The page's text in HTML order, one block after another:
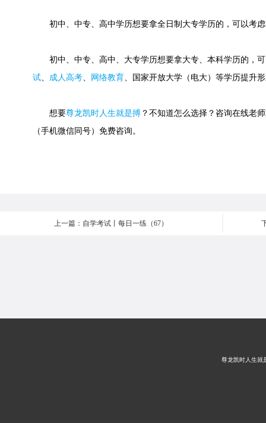
初中、中专、高中学历想要拿全日制大专学历的，可以考虑
初中、中专、高中、大专学历想要拿大专、本科学历的，可
试
成人高考 网络教育 、国家开放大学（电大）等学历提升
想要尊龙凯时人生就是搏 ？不知道怎么选择？咨询在线老
（手机微信同号）免费咨询。
上一篇：自学考试丨每日一练（67）
尊龙凯时人生就